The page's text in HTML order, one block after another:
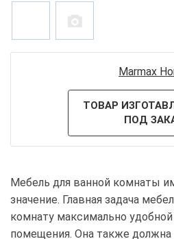
Marmax
ТОВАР
ПОД
Мебель для ванной комнаты
значение. Главная задача
комнату максимально
помещения. Она также должна